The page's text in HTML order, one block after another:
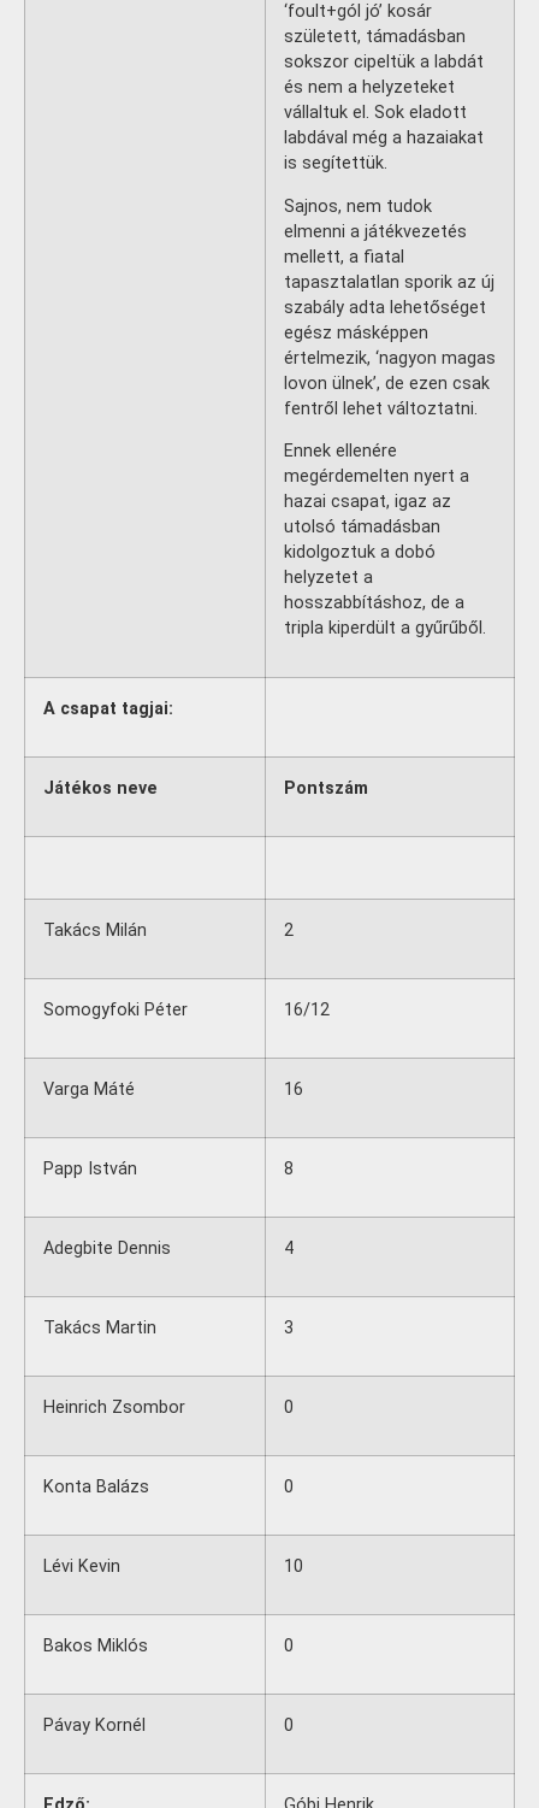
‘foult+gól jó’ kosár
született, támadásban
sokszor cipeltük a labdát
és nem a helyzeteket
vállaltuk el. Sok eladott
labdával még a hazaiakat
is segítettük.
Sajnos, nem tudok
elmenni a játékvezetés
mellett, a fiatal
tapasztalatlan sporik az új
szabály adta lehetőséget
egész másképpen
értelmezik, ‘nagyon magas
lovon ülnek’, de ezen csak
fentről lehet változtatni.
Ennek ellenére
megérdemelten nyert a
hazai csapat, igaz az
utolsó támadásban
kidolgoztuk a dobó
helyzetet a
hosszabbításhoz, de a
tripla kiperdült a gyűrűből.
A csapat tagjai:
Játékos neve Pontszám
Takács Milán 2
Somogyfoki Péter 16/12
Varga Máté 16
Papp István 8
Adegbite Dennis 4
Takács Martin 3
Heinrich Zsombor 0
Konta Balázs 0
Lévi Kevin 10
Bakos Miklós 0
Pávay Kornél 0